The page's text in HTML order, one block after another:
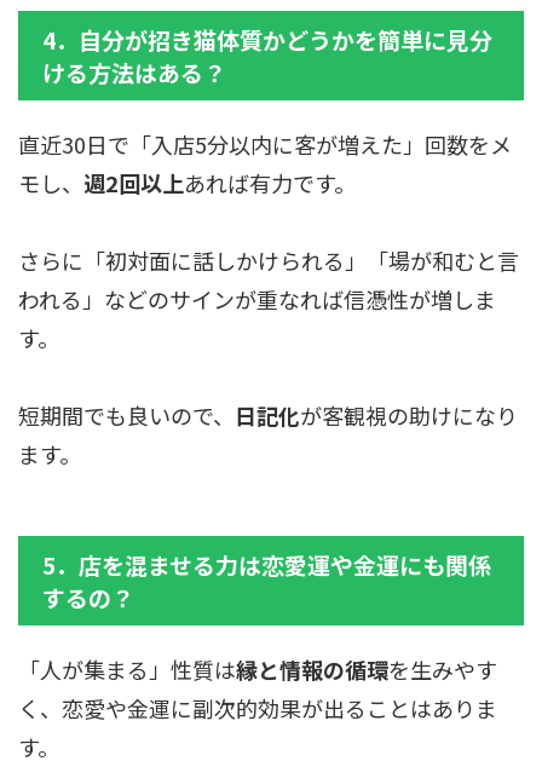
4．自分が招き猫体質かどうかを簡単に見分
ける方法はある？
直近30日で「入店5分以内に客が増えた」回数をメ
モし、 週2回以上あれば有力です。
さらに「初対面に話しかけられる」「場が和むと言
われる」などのサインが重なれば信憑性が増しま
す。
短期間でも良いので、 日記化が客観視の助けになり
ます。
5．店を混ませる力は恋愛運や金運にも関係
するの？
「人が集まる」性質は縁と情報の循環を生みやす
く、恋愛や金運に副次的効果が出ることはありま
す。